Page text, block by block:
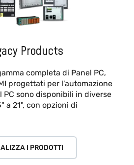
Products
completa di Panel PC,
progettati per l'automazione
PC sono disponibili in diverse
a 21", con opzioni di
I PRODOTTI